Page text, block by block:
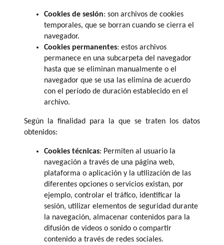
Cookies de sesión: son archivos de cookies
temporales, que se borran cuando se cierra el
navegador.
Cookies permanentes: estos archivos
permanece en una subcarpeta del navegador
hasta que se eliminan manualmente o el
navegador que se usa las elimina de acuerdo
con el período de duración establecido en el
archivo.
Según la finalidad para la que se traten los datos
obtenidos:
Cookies técnicas: Permiten al usuario la
navegación a través de una página web,
plataforma o aplicación y la utilización de las
diferentes opciones o servicios existan, por
ejemplo, controlar el tráfico, identificar la
sesión, utilizar elementos de seguridad durante
la navegación, almacenar contenidos para la
difusión de videos o sonido o compartir
contenido a través de redes sociales.